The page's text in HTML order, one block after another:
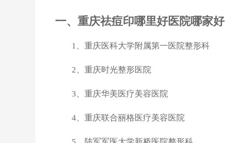
一、重庆祛痘印哪里好医院哪家好
1、重庆医科大学附属第一医院整形科
2、重庆时光整形医院
3、重庆华美医疗美容医院
4、重庆联合丽格医疗美容医院